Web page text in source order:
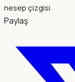
nesep çizgisi.
Paylaş